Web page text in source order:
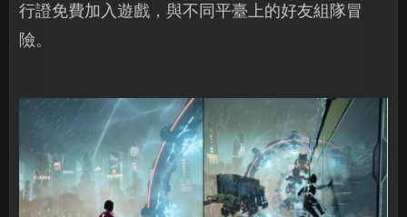
行證免費加入遊戲，與不同平臺上的好友組隊冒
險。